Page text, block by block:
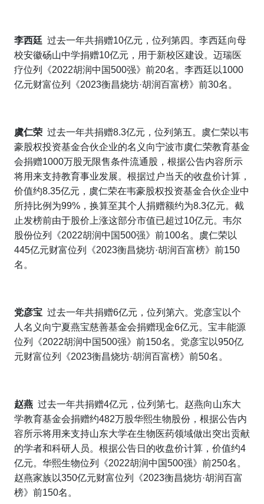
李西廷 过去一年共捐赠10亿元，位列第四。李西廷向母
校安徽砀山中学捐赠10亿元，用于新校区建设。迈瑞医
疗位列《2022胡润中国500强》前20名。李西廷以1000
亿元财富位列《2023衡昌烧坊·胡润百富榜》前30名。
虞仁荣 过去一年共捐赠8.3亿元，位列第五。虞仁荣以韦
豪股权投资基金合伙企业的名义向宁波市虞仁荣教育基金
会捐赠1000万股无限售条件流通股，根据公告内容所示
将用来支持教育事业发展。根据过户当天的收盘价计算，
价值约8.35亿元，虞仁荣在韦豪股权投资基金合伙企业中
所持比例为99%，换算至其个人捐赠额约为8.3亿元。截
止发榜前由于股价上涨这部分市值已超过10亿元。韦尔
股份位列《2022胡润中国500强》前100名。虞仁荣以
445亿元财富位列《2023衡昌烧坊·胡润百富榜》前150
名。
党彦宝 过去一年共捐赠6亿元，位列第六。党彦宝以个
人名义向宁夏燕宝慈善基金会捐赠现金6亿元。宝丰能源
位列《2022胡润中国500强》前150名。党彦宝以950亿
元财富位列《2023衡昌烧坊·胡润百富榜》前50名。
赵燕 过去一年共捐赠4亿元，位列第七。赵燕向山东大
学教育基金会捐赠约482万股华熙生物股份，根据公告内
容所示将用来支持山东大学在生物医药领域做出突出贡献
的学者和科研人员。根据公告日的收盘价计算，价值约4
亿元。华熙生物位列《2022胡润中国500强》前250名。
赵燕家族以350亿元财富位列《2023衡昌烧坊·胡润百富
榜》前150名。